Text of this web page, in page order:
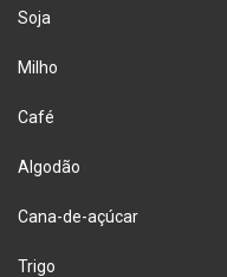
Soja
Milho
Café
Algodão
Cana-de-açúcar
Trigo